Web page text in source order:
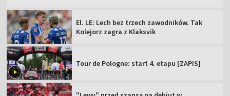
El. LE: Lech bez trzech zawodników. Tak
Kolejorz zagra z Klaksvik
Tour de Pologne: start 4. etapu [ZAPIS]